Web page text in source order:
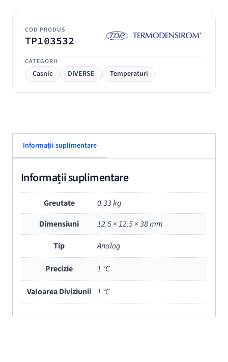
COD PRODUS
TP103532
CATEGORII
Casnic DIVERSE Temperaturi
Informații suplimentare
Informații suplimentare
Greutate
0.33 kg
Dimensiuni
12.5 × 12.5 × 38 mm
Tip
Analog
Precizie 1 °C
Valoarea Diviziunii 1 °C